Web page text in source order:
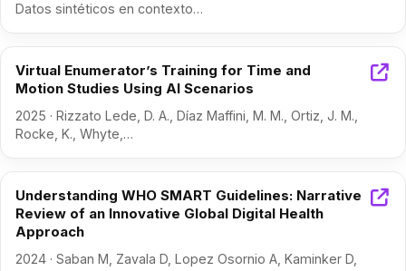
Datos sintéticos en contexto…
Virtual Enumerator’s Training for Time and
Motion Studies Using AI Scenarios
2025 · Rizzato Lede, D. A., Díaz Maffini, M. M., Ortiz, J. M.,
Rocke, K., Whyte,…
Understanding WHO SMART Guidelines: Narrative
Review of an Innovative Global Digital Health
Approach
2024 · Saban M, Zavala D, Lopez Osornio A, Kaminker D,